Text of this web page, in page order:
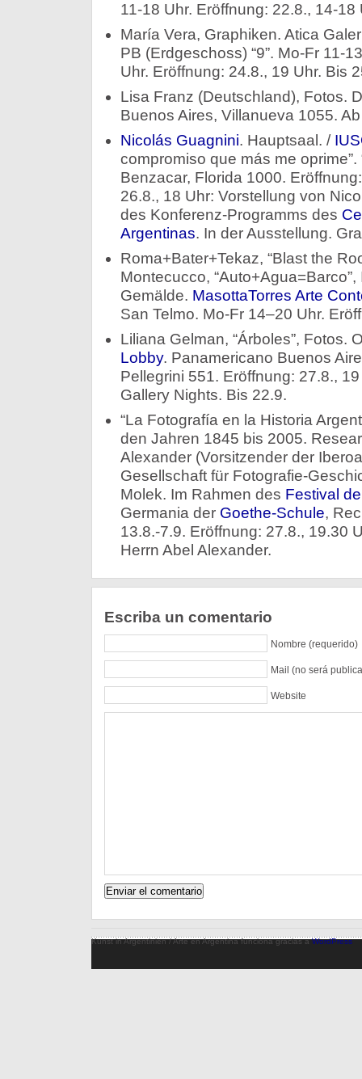
11-18 Uhr. Eröffnung: 22.8., 14-18
María Vera, Graphiken. Atica
PB (Erdgeschoss) “9”. Mo-Fr 11-
Uhr. Eröffnung: 24.8., 19 Uhr. Bis
Lisa Franz (Deutschland), Fotos.
Buenos Aires, Villanueva 1055.
Nicolás Guagnini. Hauptsaal. /
compromiso que más me oprime”.
Benzacar, Florida 1000.
26.8., 18 Uhr: Vorstellung von
des Konferenz-Programms des
Argentinas. In der Ausstellung.
Roma+Bater+Tekaz, “Blast the
Montecucco,
Gemälde. MasottaTorres Arte
San Telmo. Mo-Fr 14–20 Uhr.
Liliana Gelman, “Árboles”, Fotos.
Lobby. Panamericano Buenos
Pellegrini 551. Eröffnung: 27.8.,
Gallery Nights. Bis 22.9.
“La Fotografía en la Historia
den Jahren 1845 bis 2005.
Alexander (Vorsitzender der
Gesellschaft für Fotografie-
Molek. Im Rahmen des Festival
Germania der Goethe-Schule,
13.8.-7.9. Eröffnung: 27.8., 19.30
Herrn Abel Alexander.
Escriba un comentario
Nombre (requerido)
Mail (no será
Website
Kunst in Argentinien / Arte en Argentina funciona gracias aWordPress